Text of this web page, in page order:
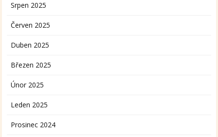
Srpen 2025
Červen 2025
Duben 2025
Březen 2025
Únor 2025
Leden 2025
Prosinec 2024